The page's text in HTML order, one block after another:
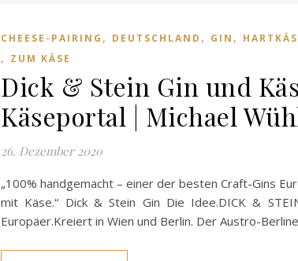
CHEESE-PAIRING , DEUTSCHLAND , GIN ,
, ZUM KÄSE
Dick & Stein Gin und
Käseportal | Michael
26. Dezember 2020
„100% handgemacht – einer der besten Craft-Gins
mit Käse.“ Dick & Stein Gin Die Idee.DICK &
Europäer.Kreiert in Wien und Berlin. Der Austro-